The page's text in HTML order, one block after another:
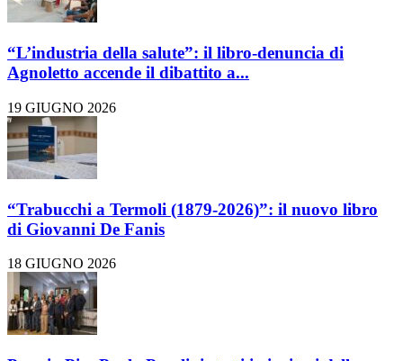
“L’industria della salute”: il libro-denuncia di
Agnoletto accende il dibattito a...
19 GIUGNO 2026
“Trabucchi a Termoli (1879-2026)”: il nuovo libro
di Giovanni De Fanis
18 GIUGNO 2026